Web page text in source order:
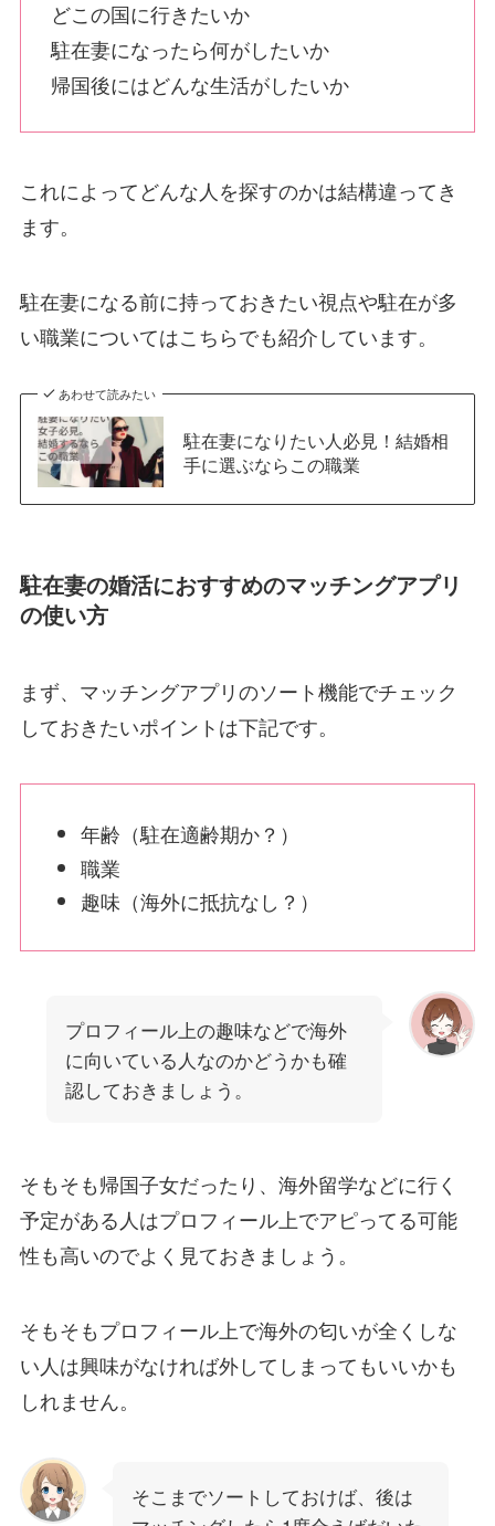
どこの国に行きたいか
駐在妻になったら何がしたいか
帰国後にはどんな生活がしたいか
これによってどんな人を探すのかは結構違ってき
ます。
駐在妻になる前に持っておきたい視点や駐在が多
い職業についてはこちらでも紹介しています。
あわせて読みたい
駐在妻になりたい人必見！結婚相
手に選ぶならこの職業
駐在妻の婚活におすすめのマッチングアプリ
の使い方
まず、マッチングアプリのソート機能でチェック
しておきたいポイントは下記です。
年齢（駐在適齢期か？）
職業
趣味（海外に抵抗なし？）
プロフィール上の趣味などで海外
に向いている人なのかどうかも確
認しておきましょう。
そもそも帰国子女だったり、海外留学などに行く
予定がある人はプロフィール上でアピってる可能
性も高いのでよく見ておきましょう。
そもそもプロフィール上で海外の匂いが全くしな
い人は興味がなければ外してしまってもいいかも
しれません。
そこまでソートしておけば、後は